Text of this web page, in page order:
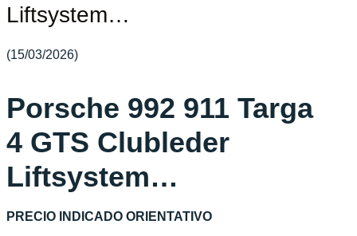
Liftsystem…
(15/03/2026)
Porsche 992 911 Targa
4 GTS Clubleder
Liftsystem…
PRECIO INDICADO ORIENTATIVO